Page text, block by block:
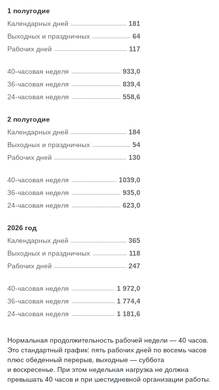
1 полугодие
Календарных дней
181
Рабочих дней 117
Выходных и праздничных 64
40-часовая неделя
933,0
36-часовая неделя
839,4
24-часовая неделя
558,6
2 полугодие
Календарных дней
184
Рабочих дней 130
Выходных и праздничных 54
40-часовая неделя
1039,0
36-часовая неделя
935,0
24-часовая неделя
623,0
2026 год
Календарных дней
365
Рабочих дней 247
Выходных и праздничных 118
40-часовая неделя
1 972,0
36-часовая неделя
1 774,4
24-часовая неделя
1 181,6
Нормальная продолжительность рабочей недели — 40 часов.
Это стандартный график: пять рабочих дней по восемь часов
плюс обеденный перерыв, выходные — суббота
и воскресенье. При этом недельная нагрузка не должна
превышать 40 часов и при шестидневной организации работы.